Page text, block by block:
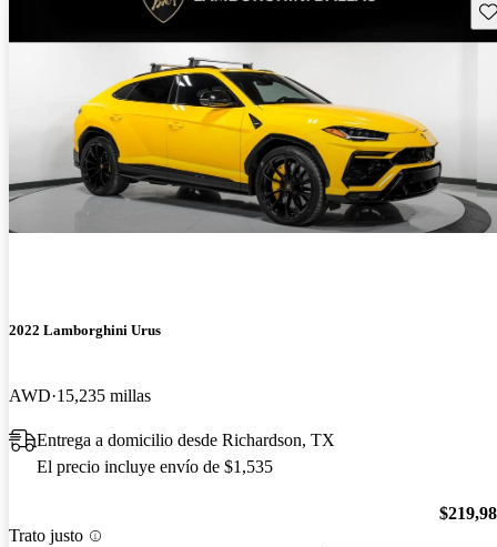
2022 Lamborghini Urus
AWD 15,235 millas
Entrega a domicilio desde Richardson, TX
El precio incluye envío de $1,535
Trato justo